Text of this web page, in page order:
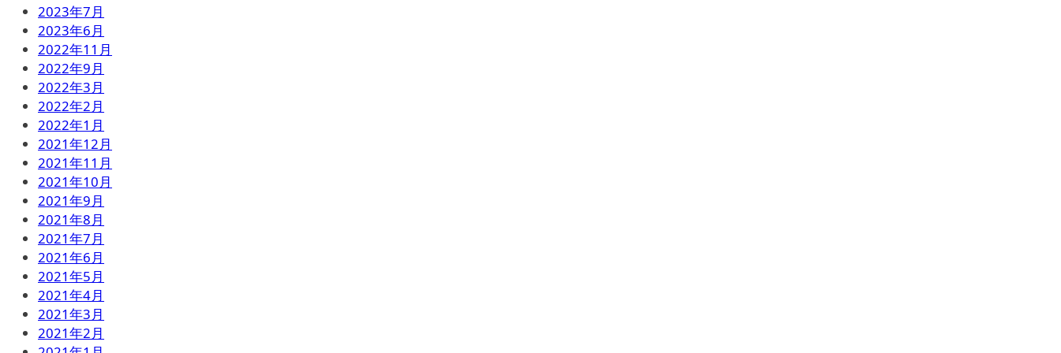
2023年7月
2023年6月
2022年11月
2022年9月
2022年3月
2022年2月
2022年1月
2021年12月
2021年11月
2021年10月
2021年9月
2021年8月
2021年7月
2021年6月
2021年5月
2021年4月
2021年3月
2021年2月